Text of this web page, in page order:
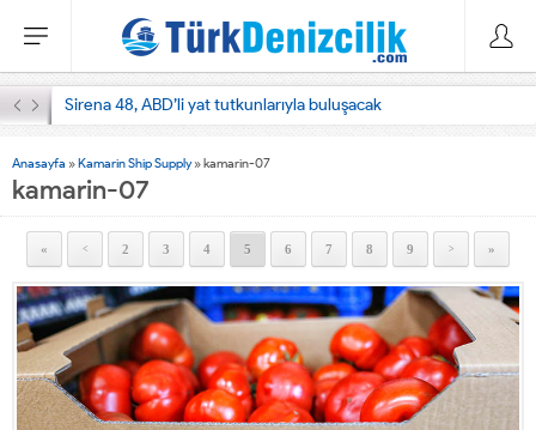
Sirena 48, ABD’li yat tutkunlarıyla buluşacak
Anasayfa »Kamarin Ship Supply »kamarin-07
kamarin-07
« < 2 3 4 5 6 7 8 9 > »